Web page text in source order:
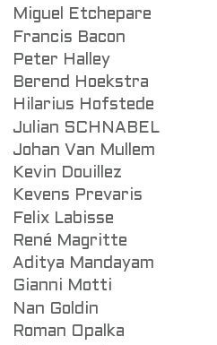
Miguel Etchepare
Francis Bacon
Peter Halley
Berend Hoekstra
Hilarius Hofstede
Julian SCHNABEL
Johan Van Mullem
Kevin Douillez
Kevens Prevaris
Felix Labisse
René Magritte
Aditya Mandayam
Gianni Motti
Nan Goldin
Roman Opalka